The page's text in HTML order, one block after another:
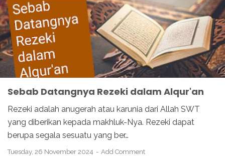
Sebab Datangnya Rezeki dalam Alqur'an
Rezeki adalah anugerah atau karunia dari Allah SWT
yang diberikan kepada makhluk-Nya. Rezeki dapat
berupa segala sesuatu yang ber…
Tuesday, 26 November 2024 Add Comment